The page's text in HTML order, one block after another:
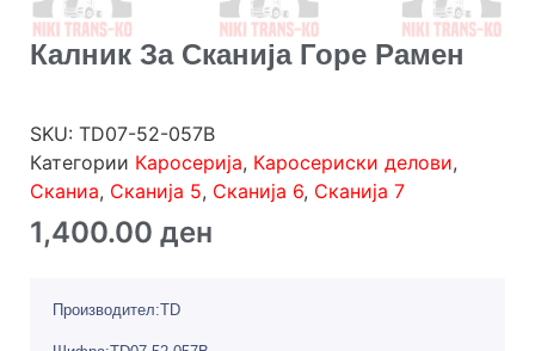
Калник За Сканија Горе Рамен
SKU: TD07-52-057B
Категории Каросерија, Каросериски делови,
Сканиа, Сканија 5, Сканија 6, Сканија 7
1,400.00 ден
Производител:TD